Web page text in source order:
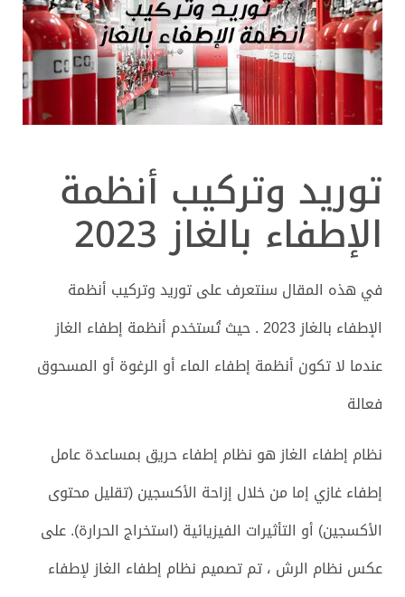
توريد وتركيب أنظمة
الإطفاء بالغاز 2023
في هذه المقال سنتعرف على توريد وتركيب أنظمة
الإطفاء بالغاز 2023 . حيث تُستخدم أنظمة إطفاء الغاز
عندما لا تكون أنظمة إطفاء الماء أو الرغوة أو المسحوق
فعالة
نظام إطفاء الغاز هو نظام إطفاء حريق بمساعدة عامل
إطفاء غازي إما من خلال إزاحة الأكسجين (تقليل محتوى
الأكسجين) أو التأثيرات الفيزيائية (استخراج الحرارة). على
عكس نظام الرش ، تم تصميم نظام إطفاء الغاز لإطفاء